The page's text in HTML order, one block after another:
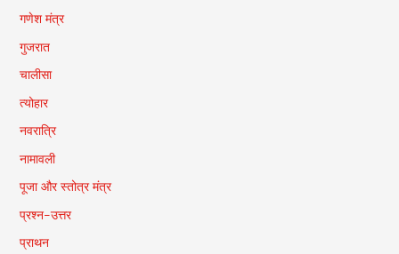
गणेश मंत्र
गुजरात
चालीसा
त्योहार
नवरात्रि
नामावली
पूजा और स्तोत्र मंत्र
प्रश्न-उत्तर
प्राथन